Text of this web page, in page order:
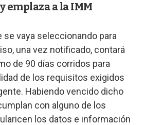
emplaza a la IMM
se vaya seleccionando para
una vez notificado, contará
de 90 días corridos para
de los requisitos exigidos
Habiendo vencido dicho
con alguno de los
los datos e información